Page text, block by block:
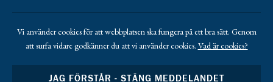
Gå till https://www.mera.se/Gå till https://www.lansforsakringar.se/
Gå till https://
Vi använder cookies för att webbplatsen ska fungera på ett bra sätt. Genom
att surfa vidare godkänner du att vi använder cookies. Vad är cookies?
JAG FÖRSTÅR - STÄNG MEDDELANDET